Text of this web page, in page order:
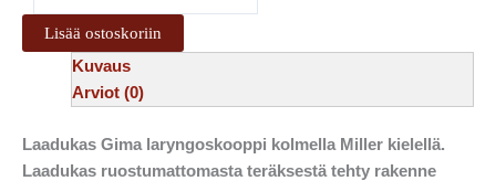
Lisää ostoskoriin
Kuvaus
Arviot (0)
Laadukas Gima laryngoskooppi kolmella Miller kielellä.
Laadukas ruostumattomasta teräksestä tehty rakenne